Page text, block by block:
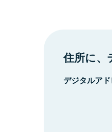
住所に、
デジタルア